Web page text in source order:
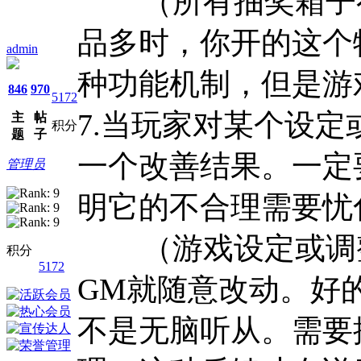
admin
846
主
题
970
帖
子
5172
积分
管理员
积分
5172
品多时，你开的这
种功能机制，但是
7.当玩家对某个设定
一个改善结果。一
明它的不合理需要
（游戏设定或调
GM就随意改动。好
不是无脑听从。需